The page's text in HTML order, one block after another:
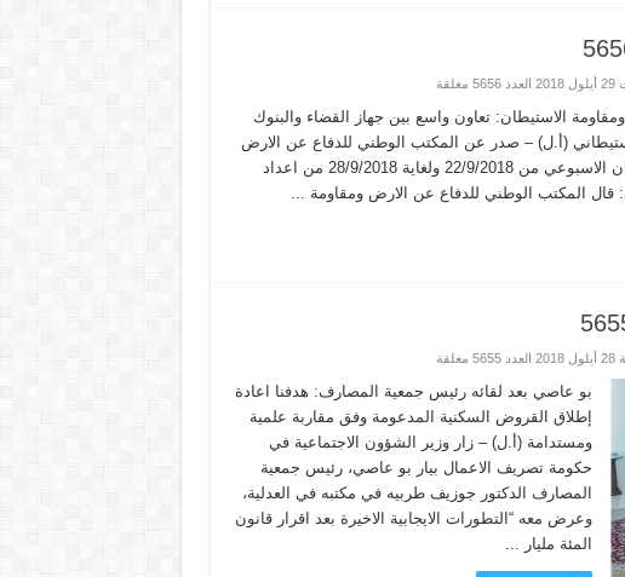
الاستيطان: تعاون واسع بين جهاز القضاء والبنوك
(أ.ل) – صدر عن المكتب الوطني للدفاع عن الارض
ومقاومة الاستيطان تقرير الاستيطان الاسبوعي من 22/9/2018 ولغاية 28/9/2018 من اعداد
قال المكتب الوطني للدفاع عن الارض ومقاومة ...
بو عاصي بعد لقائه رئيس جمعية المصارف: هدفنا اعادة
إطلاق القروض السكنية المدعومة وفق مقاربة علمية
ومستدامة (أ.ل) – زار وزير الشؤون الاجتماعية في
حكومة تصريف الاعمال بيار بو عاصي، رئيس جمعية
المصارف الدكتور جوزيف طربيه في مكتبه في العدلية،
وعرض معه “التطورات الايجابية الاخيرة بعد اقرار قانون
المئة مليار ...